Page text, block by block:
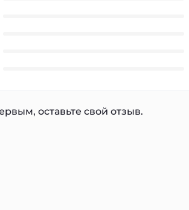
оставьте свой отзыв.